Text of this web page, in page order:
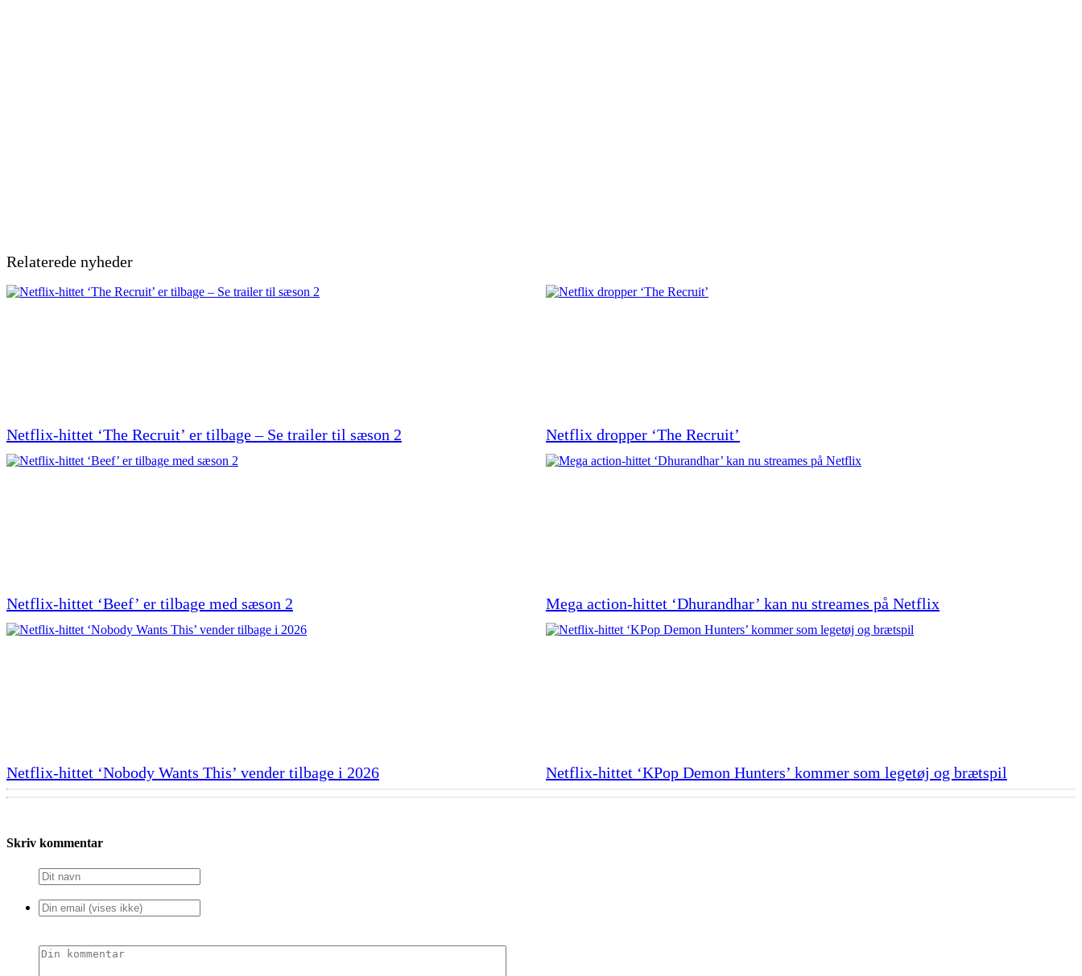
Relaterede nyheder
Netflix-hittet ‘The Recruit’ er tilbage – Se trailer til sæson 2 Netflix dropper ‘The Recruit’
Netflix-hittet ‘Beef’ er tilbage med sæson 2 Mega action-hittet ‘Dhurandhar’ kan nu streames på Netflix
Netflix-hittet ‘Nobody Wants This’ vender tilbage i 2026 Netflix-hittet ‘KPop Demon Hunters’ kommer som legetøj og brætspil
Skriv kommentar